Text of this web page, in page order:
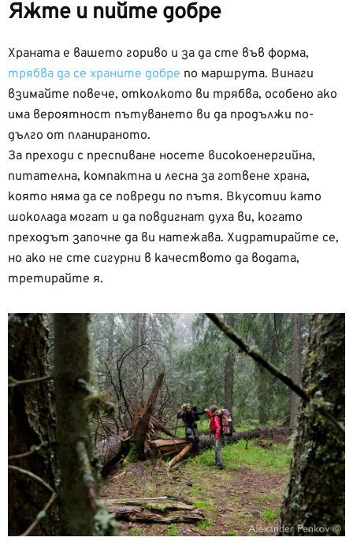
Яжте и пийте добре
Храната е вашето гориво и за да сте във форма,
трябва да се храните добре по маршрута. Винаги
взимайте повече, отколкото ви трябва, особено ако
има вероятност пътуването ви да продължи по-
дълго от планираното.
За преходи с преспиване носете високоенергийна,
питателна, компактна и лесна за готвене храна,
която няма да се повреди по пътя. Вкусотии като
шоколада могат и да повдигнат духа ви, когато
преходът започне да ви натежава. Хидратирайте се,
но ако не сте сигурни в качеството да водата,
третирайте я.